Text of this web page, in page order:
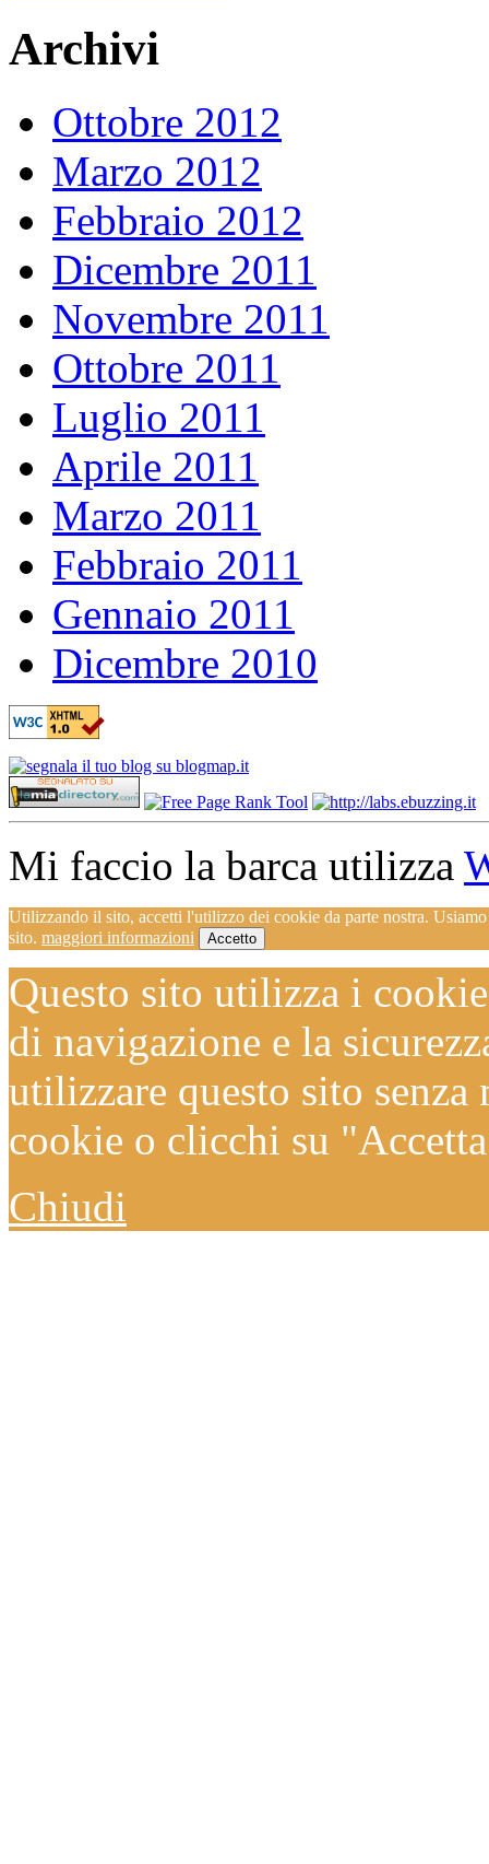
Archivi
Ottobre 2012
Marzo 2012
Febbraio 2012
Dicembre 2011
Novembre 2011
Ottobre 2011
Luglio 2011
Aprile 2011
Marzo 2011
Febbraio 2011
Gennaio 2011
Dicembre 2010
Mi faccio la barca utilizza
Utilizzando il sito, accetti l'utilizzo dei cookie da parte nostra.
sito. maggiori informazioni Accetto
Questo sito utilizza i
di navigazione e la
utilizzare questo sito
cookie o clicchi su
Chiudi